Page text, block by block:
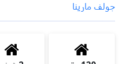
جولف مارينا